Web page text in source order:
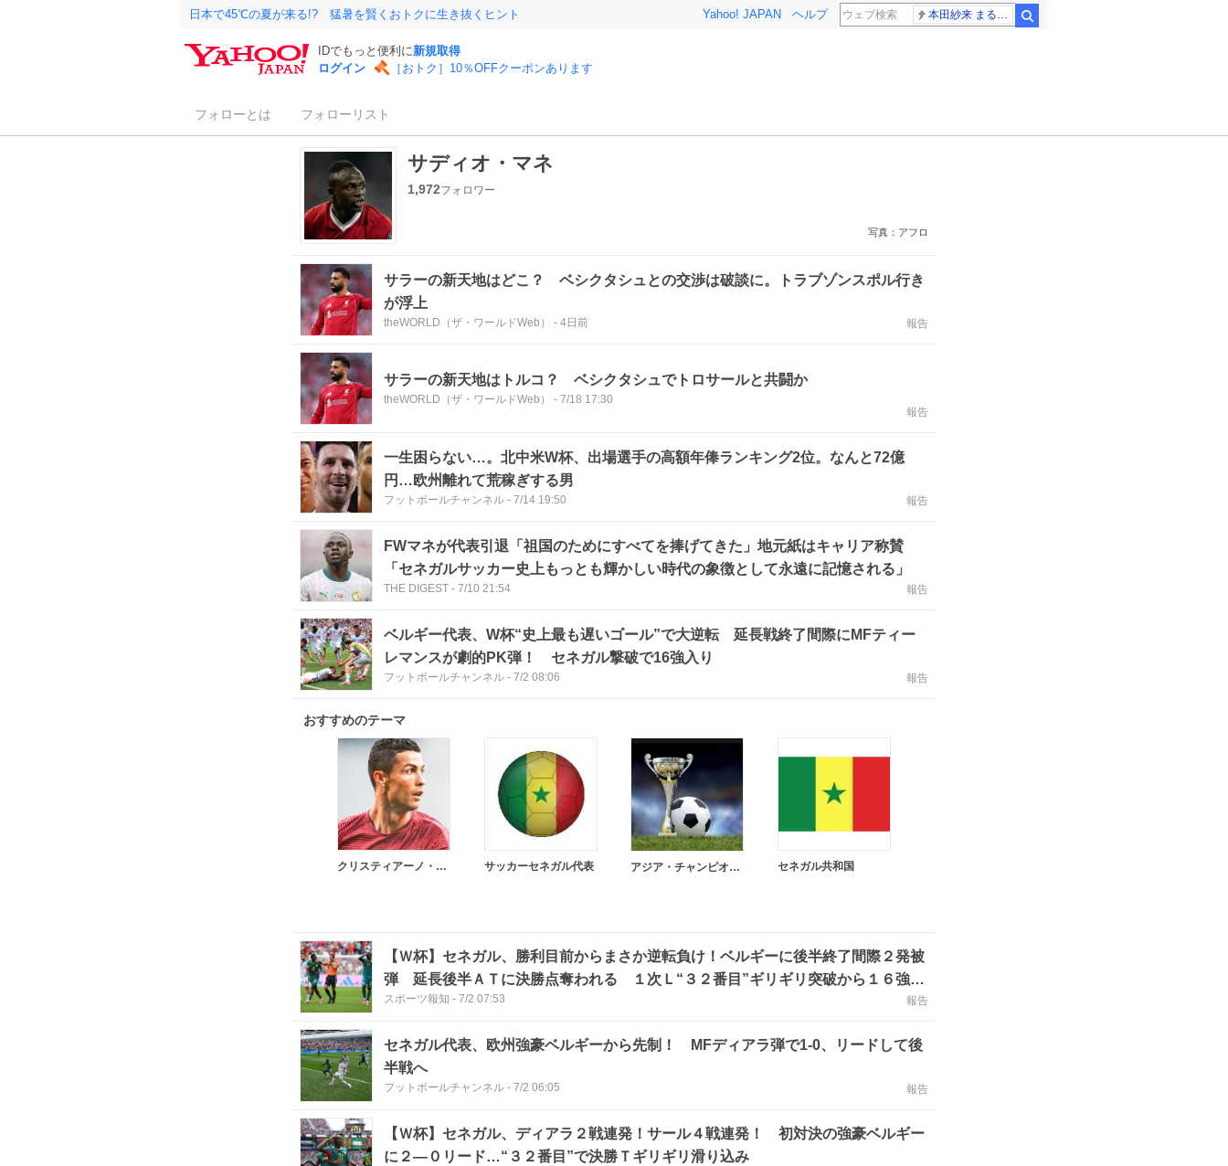
日本で45℃の夏が来る!? 猛暑を賢くおトクに生き抜くヒント Yahoo! JAPAN ヘルプ
IDでもっと便利に新規取得
ログイン
［おトク］10％OFFクーポンあります
フォローとは フォローリスト
サディオ・マネ
1,972フォロワー
写真：アフロ
サラーの新天地はどこ？ ベシクタシュとの交渉は破談に。トラブゾンスポル行き
が浮上
theWORLD（ザ・ワールドWeb） - 4日前 報告
サラーの新天地はトルコ？ ベシクタシュでトロサールと共闘か
theWORLD（ザ・ワールドWeb） - 7/18 17:30
報告
一生困らない…。北中米W杯、出場選手の高額年俸ランキング2位。なんと72億
円…欧州離れて荒稼ぎする男
フットボールチャンネル - 7/14 19:50 報告
FWマネが代表引退「祖国のためにすべてを捧げてきた」地元紙はキャリア称賛
「セネガルサッカー史上もっとも輝かしい時代の象徴として永遠に記憶される」
THE DIGEST - 7/10 21:54 報告
ベルギー代表、W杯“史上最も遅いゴール”で大逆転 延長戦終了間際にMFティー
レマンスが劇的PK弾！ セネガル撃破で16強入り
フットボールチャンネル - 7/2 08:06 報告
おすすめのテーマ
クリスティアーノ・ロナウド サッカーセネガル代表 アジア・チャンピオンズリーグ セネガル共和国
【Ｗ杯】セネガル、勝利目前からまさか逆転負け！ベルギーに後半終了間際２発被
弾 延長後半ＡＴに決勝点奪われる １次Ｌ“３２番目”ギリギリ突破から１６強な
らず
スポーツ報知 - 7/2 07:53 報告
セネガル代表、欧州強豪ベルギーから先制！ MFディアラ弾で1-0、リードして後
半戦へ
フットボールチャンネル - 7/2 06:05 報告
【Ｗ杯】セネガル、ディアラ２戦連発！サール４戦連発！ 初対決の強豪ベルギー
に２―０リード…“３２番目”で決勝Ｔギリギリ滑り込み